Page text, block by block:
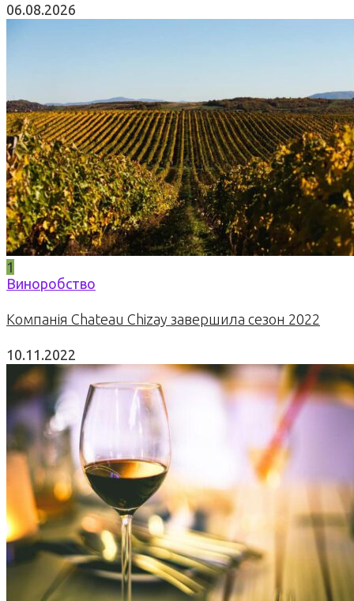
06.08.2026
1
Виноробство
Компанія Chateau Chizay завершила сезон 2022
10.11.2022